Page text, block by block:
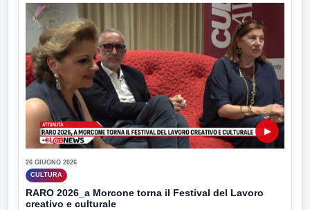
▶
26 GIUGNO 2026
CULTURA
RARO 2026_a Morcone torna il Festival del Lavoro
creativo e culturale